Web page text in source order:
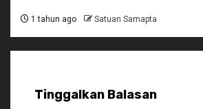
1 tahun ago Satuan Samapta
Tinggalkan Balasan